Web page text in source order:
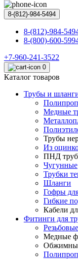
8-(812)-984-5494
8-(812)-984-
8-(800)-600-
+7-960-241-3522
0
Каталог товаров
Трубы и
Медные
Трубы
Из
ПНД
Чугунные
Трубки
Шланги
Гофры
Гибкие
Кабели
Фитинги для
Медные